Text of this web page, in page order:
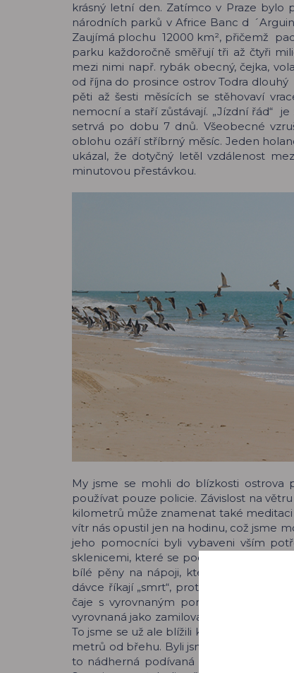
krásný letní den. Zatímco v Praze bylo
národních parků v Africe Banc d
Zaujímá plochu 12000 km², přičemž
parku každoročně směřují tři až čtyři
mezi nimi např. rybák obecný, čejka,
od října do prosince ostrov Todra
pěti až šesti měsících se stěhovaví
nemocní a staří zůstávají. „Jízdní řád“
setrvá po dobu 7 dnů. Všeobecné
oblohu ozáří stříbrný měsíc. Jeden
ukázal, že dotyčný letěl vzdálenost
minutovou přestávkou.
My jsme se mohli do blízkosti ostrova
používat pouze policie. Závislost na
kilometrů může znamenat také
vítr nás opustil jen na hodinu, což jsme
jeho pomocníci byli vybaveni vším
sklenicemi, které se podobaly těm na
bílé pěny na nápoji, který chutnal
dávce říkají „smrt“, protože je prý
čaje s vyrovnaným poměrem sladkosti
vyrovnaná jako zamilovaný pár. A na
To jsme se už ale blížili k Todře. V dálce
metrů od břehu. Byli jsme v cíli a před
to nádherná podívaná a velké téma